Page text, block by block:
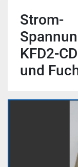
Strom-
KFD2-
und